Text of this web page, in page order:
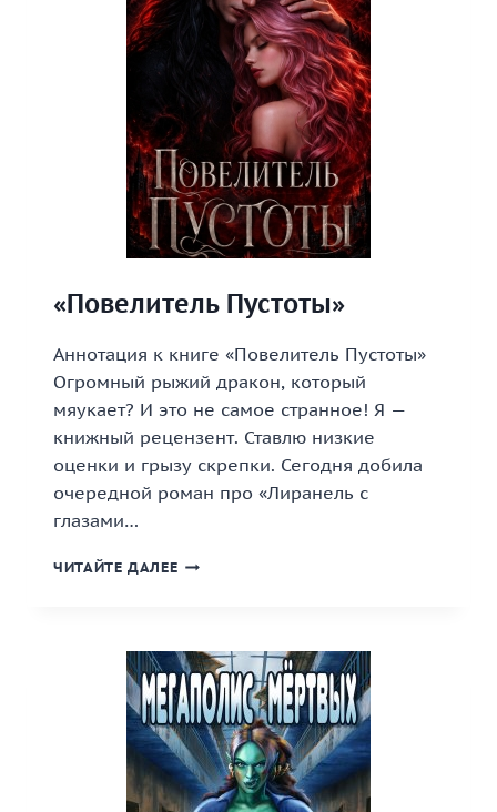
«Повелитель Пустоты»
Аннотация к книге «Повелитель Пустоты»
Огромный рыжий дракон, который
мяукает? И это не самое странное! Я —
книжный рецензент. Ставлю низкие
оценки и грызу скрепки. Сегодня добила
очередной роман про «Лиранель с
глазами…
ЧИТАЙТЕ ДАЛЕЕ «ПОВЕЛИТЕЛЬ